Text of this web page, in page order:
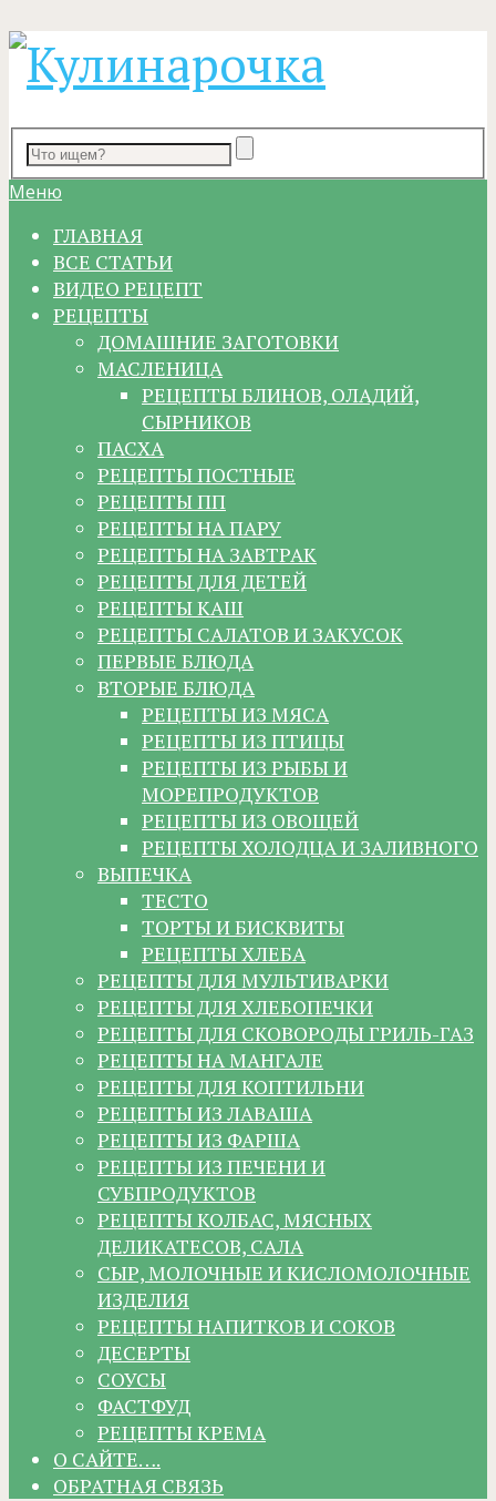
Меню
ГЛАВНАЯ
ВСЕ СТАТЬИ
ВИДЕО РЕЦЕПТ
РЕЦЕПТЫ
ДОМАШНИЕ ЗАГОТОВКИ
МАСЛЕНИЦА
РЕЦЕПТЫ БЛИНОВ, ОЛАДИЙ,
СЫРНИКОВ
ПАСХА
РЕЦЕПТЫ ПОСТНЫЕ
РЕЦЕПТЫ ПП
РЕЦЕПТЫ НА ПАРУ
РЕЦЕПТЫ НА ЗАВТРАК
РЕЦЕПТЫ ДЛЯ ДЕТЕЙ
РЕЦЕПТЫ КАШ
РЕЦЕПТЫ САЛАТОВ И ЗАКУСОК
ПЕРВЫЕ БЛЮДА
ВТОРЫЕ БЛЮДА
РЕЦЕПТЫ ИЗ МЯСА
РЕЦЕПТЫ ИЗ ПТИЦЫ
РЕЦЕПТЫ ИЗ РЫБЫ И
МОРЕПРОДУКТОВ
РЕЦЕПТЫ ИЗ ОВОЩЕЙ
РЕЦЕПТЫ ХОЛОДЦА И ЗАЛИВНОГО
ВЫПЕЧКА
ТЕСТО
ТОРТЫ И БИСКВИТЫ
РЕЦЕПТЫ ХЛЕБА
РЕЦЕПТЫ ДЛЯ МУЛЬТИВАРКИ
РЕЦЕПТЫ ДЛЯ ХЛЕБОПЕЧКИ
РЕЦЕПТЫ ДЛЯ СКОВОРОДЫ ГРИЛЬ-ГАЗ
РЕЦЕПТЫ НА МАНГАЛЕ
РЕЦЕПТЫ ДЛЯ КОПТИЛЬНИ
РЕЦЕПТЫ ИЗ ЛАВАША
РЕЦЕПТЫ ИЗ ФАРША
РЕЦЕПТЫ ИЗ ПЕЧЕНИ И
СУБПРОДУКТОВ
РЕЦЕПТЫ КОЛБАС, МЯСНЫХ
ДЕЛИКАТЕСОВ, САЛА
СЫР, МОЛОЧНЫЕ И КИСЛОМОЛОЧНЫЕ
ИЗДЕЛИЯ
РЕЦЕПТЫ НАПИТКОВ И СОКОВ
ДЕСЕРТЫ
СОУСЫ
ФАСТФУД
РЕЦЕПТЫ КРЕМА
О САЙТЕ….
ОБРАТНАЯ СВЯЗЬ